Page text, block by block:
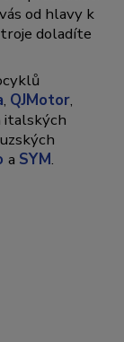
od hlavy k
doladíte
, QJMotor,
italských
a SYM.